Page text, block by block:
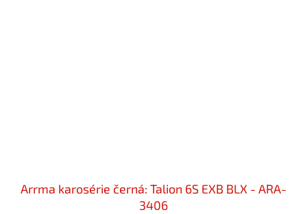
Arrma karosérie černá: Talion 6S EXB BLX - ARA-
3406